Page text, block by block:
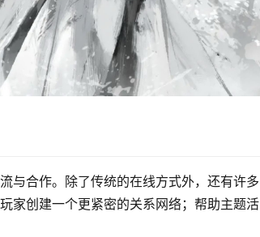
与合作。除了传统的在线方式外，还有许多
家创建一个更紧密的关系网络；帮助主题活